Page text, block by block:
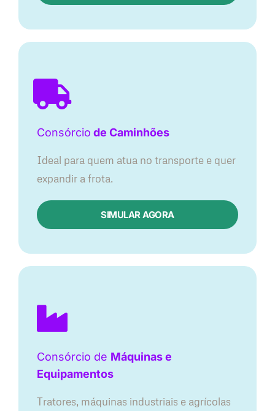
Consórcio de Caminhões
Ideal para quem atua no transporte e quer
expandir a frota.
SIMULAR AGORA
Consórcio de Máquinas e
Equipamentos
Tratores, máquinas industriais e agrícolas